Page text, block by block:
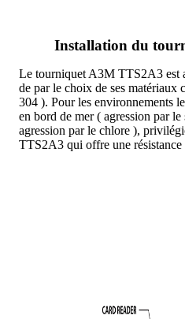
Installation du
Le tourniquet A3M TTS2A3 est
de par le choix de ses matériaux
304 ). Pour les environnements
en bord de mer ( agression par
agression par le chlore ),
TTS2A3 qui offre une résistance